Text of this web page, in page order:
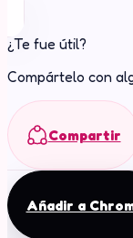
¿Te fue útil?
Compártelo con
Compartir
Añadir a